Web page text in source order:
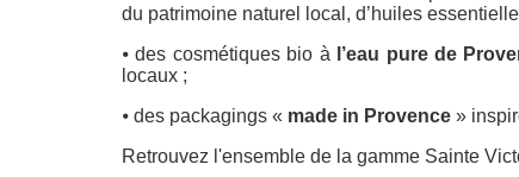
du patrimoine naturel local, d’huiles
⦁ des cosmétiques bio à
l’eau pure de
locaux ;
⦁ des packagings « made in Provence »
Retrouvez l'ensemble de la gamme Sainte